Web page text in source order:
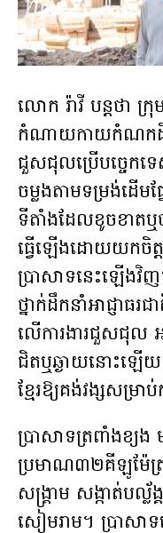
លោក រ៉ាវី បន្តថា ក្រុម
កំណាយកាយកំណកដីដ
ជួសជុលប្រើបច្ចេក
ចម្លងតាមទម្រង់ដ
ទីតាំងដែលខូចខាត
ធ្វើឡើងដោយយកចិត្
ប្រាសាទនេះឡើងវិញ
ថ្នាក់ដឹកនាំអាជ្ញាធ
លើការងារជួសជុល
ជិតឬឆ្ងាយនោះឡើយ
ខ្មែរឱ្យគង់វង្សសម្រ
ប្រាសាទត្រពាំងខ្យង
ប្រមាណ៣២គីឡូម៉ែត្រ
សង្រ្គាម សង្កាត់បល្ល័
សៀមរាម។ ប្រាសា